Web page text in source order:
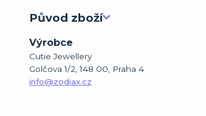
Původ zboží
Výrobce
Cutie Jewellery
Golčova 1/2, 148 00, Praha 4
info@zodiax.cz